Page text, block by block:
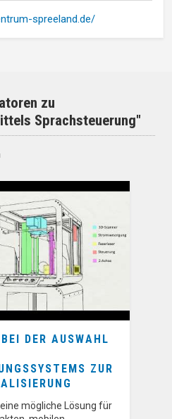
spreeland.de/
zu
Sprachsteuerung"
DER AUSWAHL
ZUR
mögliche Lösung für